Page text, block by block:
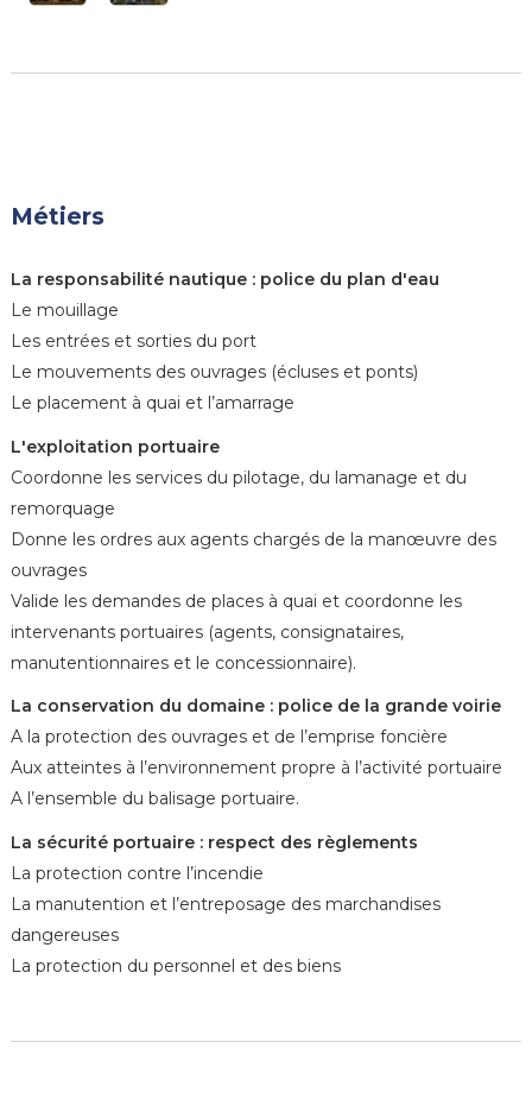
Métiers
La responsabilité nautique : police du plan d'eau
Le mouillage
Les entrées et sorties du port
Le mouvements des ouvrages (écluses et ponts)
Le placement à quai et l’amarrage
L'exploitation portuaire
Coordonne les services du pilotage, du lamanage et du
remorquage
Donne les ordres aux agents chargés de la manœuvre des
ouvrages
Valide les demandes de places à quai et coordonne les
intervenants portuaires (agents, consignataires,
manutentionnaires et le concessionnaire).
La conservation du domaine : police de la grande voirie
A la protection des ouvrages et de l’emprise foncière
Aux atteintes à l’environnement propre à l’activité portuaire
A l’ensemble du balisage portuaire.
La sécurité portuaire : respect des règlements
La protection contre l’incendie
La manutention et l’entreposage des marchandises
dangereuses
La protection du personnel et des biens